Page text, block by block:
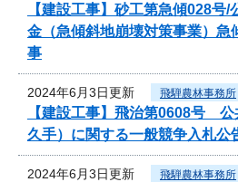
【建設工事】砂工第急傾028
金（急傾斜地崩壊対策事業）急
事
2024年6月3日更新 飛騨農林事務所
【建設工事】飛治第0608号
久手）に関する一般競争入札公
2024年6月3日更新 飛騨農林事務所